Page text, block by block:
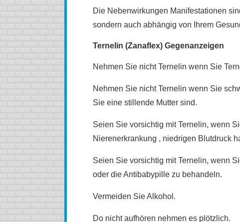
Die Nebenwirkungen Manifestationen
sondern auch abhängig von Ihrem
Ternelin (Zanaflex) Gegenanzeigen
Nehmen Sie nicht Ternelin wenn Sie
Nehmen Sie nicht Ternelin wenn Sie
Sie eine stillende Mutter sind.
Seien Sie vorsichtig mit Ternelin, wenn
Nierenerkrankung , niedrigen Blutdruck
Seien Sie vorsichtig mit Ternelin, wenn
oder die Antibabypille zu behandeln.
Vermeiden Sie Alkohol.
Do nicht aufhören nehmen es plötzlich.